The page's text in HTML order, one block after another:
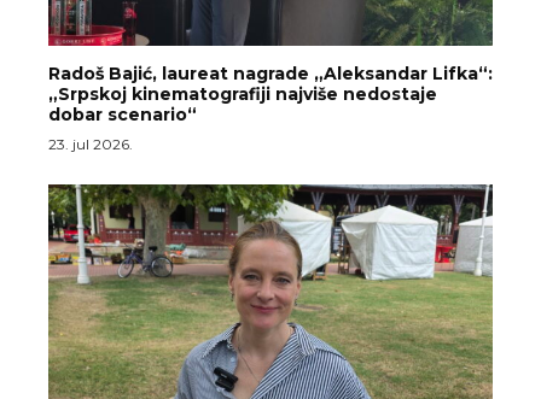
Radoš Bajić, laureat nagrade „Aleksandar Lifka“:
„Srpskoj kinematografiji najviše nedostaje
dobar scenario“
23. jul 2026.